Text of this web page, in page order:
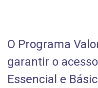
O Programa
garantir o
Essencial e